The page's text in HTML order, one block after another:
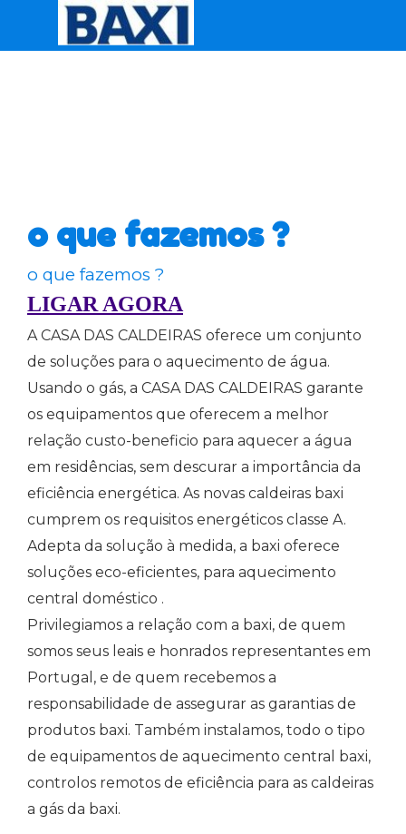
Ir para o conteúdo
Saltar menu
o que fazemos ?
o que fazemos ?
LIGAR AGORA
A CASA DAS CALDEIRAS oferece um conjunto
de soluções para o aquecimento de água.
Usando o gás, a CASA DAS CALDEIRAS garante
os equipamentos que oferecem a melhor
relação custo-beneficio para aquecer a água
em residências, sem descurar a importância da
eficiência energética. As novas caldeiras baxi
cumprem os requisitos energéticos classe A.
Adepta da solução à medida, a baxi oferece
soluções eco-eficientes, para aquecimento
central doméstico .
Privilegiamos a relação com a baxi, de quem
somos seus leais e honrados representantes em
Portugal, e de quem recebemos a
responsabilidade de assegurar as garantias de
produtos baxi. Também instalamos, todo o tipo
de equipamentos de aquecimento central baxi,
controlos remotos de eficiência para as caldeiras
a gás da baxi.